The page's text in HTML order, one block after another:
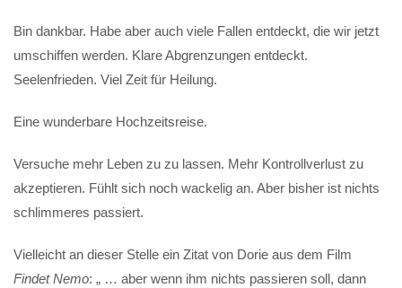
Bin dankbar. Habe aber auch viele Fallen entdeckt, die wir jetzt
umschiffen werden. Klare Abgrenzungen entdeckt.
Seelenfrieden. Viel Zeit für Heilung.
Eine wunderbare Hochzeitsreise.
Versuche mehr Leben zu zu lassen. Mehr Kontrollverlust zu
akzeptieren. Fühlt sich noch wackelig an. Aber bisher ist nichts
schlimmeres passiert.
Vielleicht an dieser Stelle ein Zitat von Dorie aus dem Film
Findet Nemo: „ … aber wenn ihm nichts passieren soll, dann